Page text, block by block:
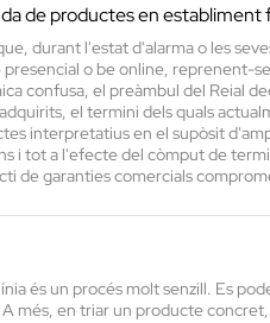
de productes en establiment
durant l'estat d'alarma o les
o be online, reprenent-
confusa, el preàmbul del Reial
el termini dels quals
interpretatius en el supòsit
i tot a l'efecte del còmput de
de garanties comercials
és un procés molt senzill. Es
més, en triar un producte